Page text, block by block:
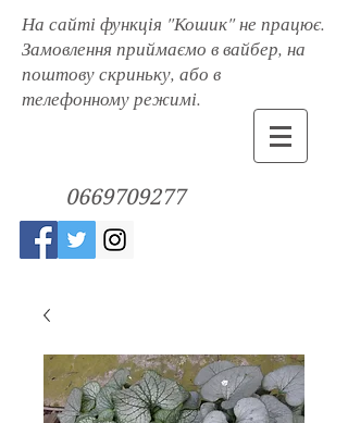
На сайті функція "Кошик" не працює.
Замовлення приймаємо в вайбер, на
поштову скриньку, або в
телефонному режимі.
0669709277